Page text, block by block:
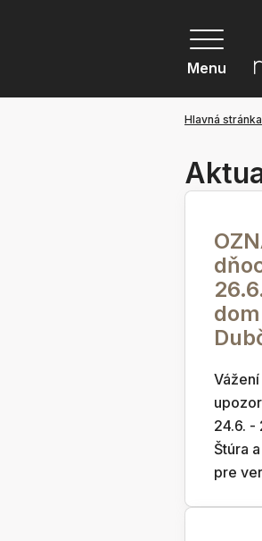
Menu
Hlavná stránka
24.6. -
Štúra
pre